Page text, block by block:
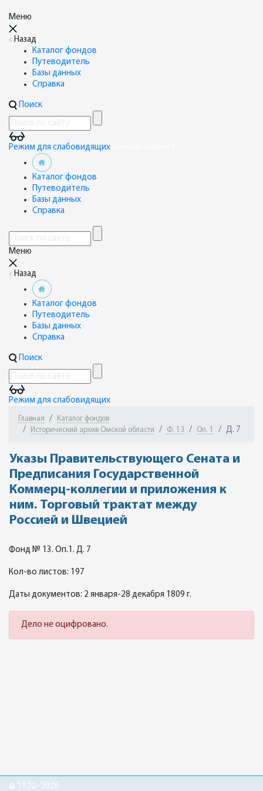
Меню
Назад
Каталог фондов
Путеводитель
Базы данных
Справка
Поиск
Режим для слабовидящих
Каталог фондов
Путеводитель
Базы данных
Справка
Меню
Назад
Каталог фондов
Путеводитель
Базы данных
Справка
Поиск
Режим для слабовидящих
Главная
Каталог фондов
Исторический архив Омской области
Ф. 13 Оп. 1 Д. 7
Указы Правительствующего Сената и
Предписания Государственной
Коммерц-коллегии и приложения к
ним. Торговый трактат между
Россией и Швецией
Фонд № 13. Оп.1. Д. 7
Кол-во листов: 197
Даты документов: 2 января-28 декабря 1809 г.
Дело не оцифровано.
© 1920–2026